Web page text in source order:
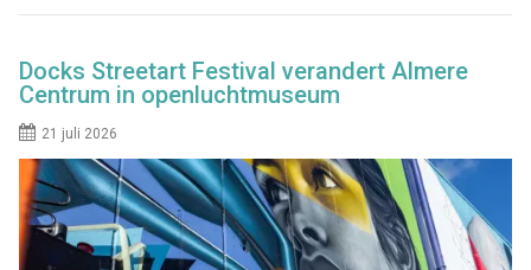
Docks Streetart Festival verandert Almere
Centrum in openluchtmuseum
21 juli 2026